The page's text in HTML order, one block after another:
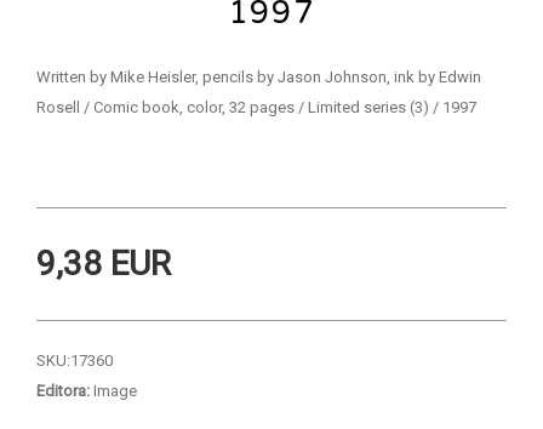
1997
Written by Mike Heisler, pencils by Jason Johnson, ink by Edwin
Rosell / Comic book, color, 32 pages / Limited series (3) / 1997
9,38 EUR
SKU:17360
Editora: Image